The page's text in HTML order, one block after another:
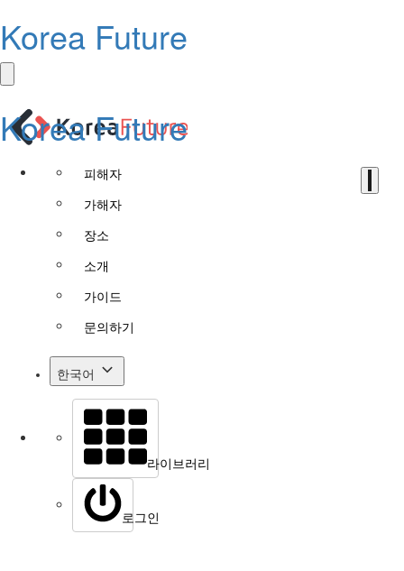
Korea Future
Korea Future
피해자
가해자
장소
소개
가이드
문의하기
한국어
라이브러리
로그인